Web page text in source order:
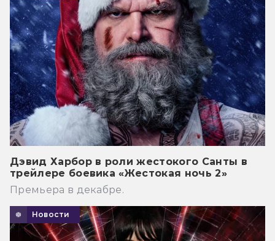
Дэвид Харбор в роли жестокого Санты в
трейлере боевика «Жестокая ночь 2»
Премьера в декабре.
Новости